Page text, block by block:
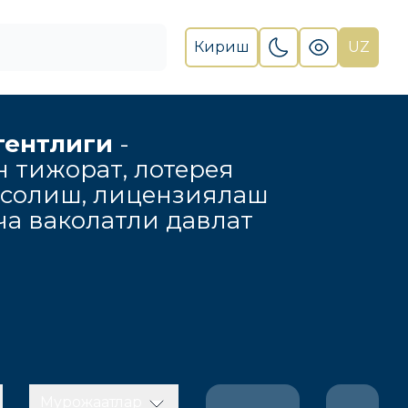
Кириш UZ
-
тижорат, лотерея
лицензиялаш
ваколатли давлат